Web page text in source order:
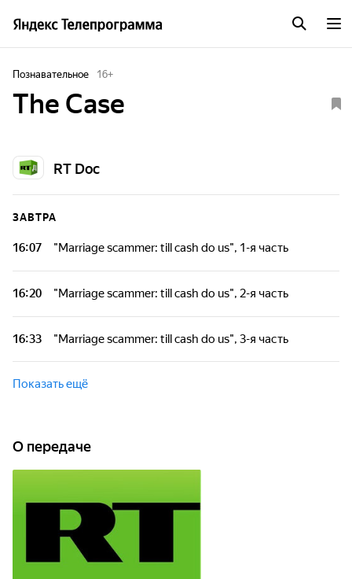
Познавательное 16+
The Case
RT Doc
ЗАВТРА
16:07 "Marriage scammer: till cash do us", 1-я часть
Документальные фильмы и репортажи, снятые в разных
спектр социально-политических, бытовых, культурных
проблем современной жизни.
16:20 "Marriage scammer: till cash do us", 2-я часть
Документальные фильмы и репортажи, снятые в разных
спектр социально-политических, бытовых, культурных
проблем современной жизни.
16:33 "Marriage scammer: till cash do us", 3-я часть
Документальные фильмы и репортажи, снятые в разных
частях страны и мира. Тематика охватывает широкий
спектр социально-политических, бытовых, культурных
Показать ещё
О передаче